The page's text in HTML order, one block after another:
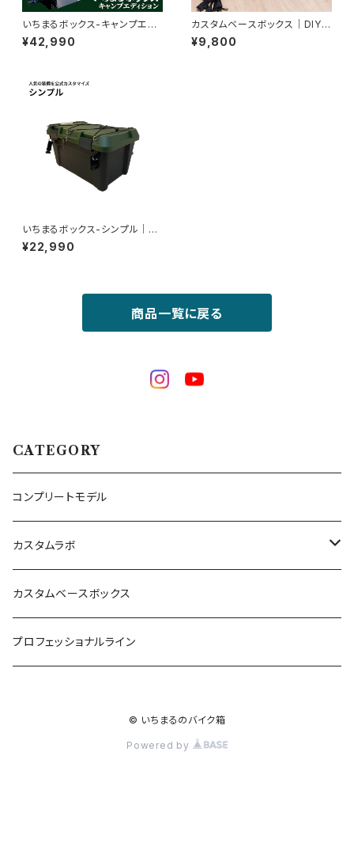
いちまるボックス-キャンプエデ
ィション│キャンプ旅用積載ボッ
クス
¥42,990
カスタムベースボックス│DIYベ
ースに最適
¥9,800
いちまるボックス-シンプル│コ
スパがいい入門モデル（カスタム
ベースにも）
¥22,990
商品一覧に戻る
CATEGORY
コンプリートモデル
カスタムラボ
積載力拡張
利便性向上
カスタムベースボックス
プロフェッショナルライン
© いちまるのバイク箱
Powered by